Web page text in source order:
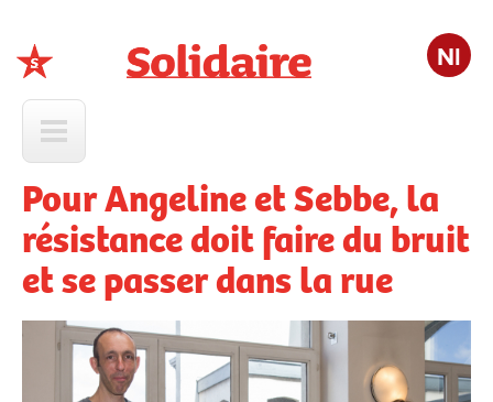
Nl
Pour Angeline et Sebbe, la
résistance doit faire du bruit
et se passer dans la rue